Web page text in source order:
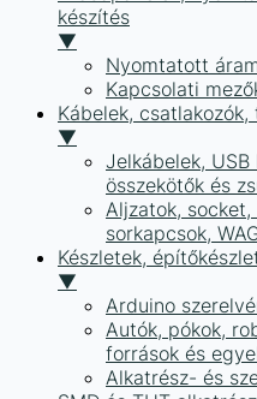
készítés
▼
Nyomtatott
Kapcsolati
Kábelek,
▼
Jelkábelek,
összekötők és
Aljzatok,
sorkapcsok,
Készletek,
▼
Arduino
Autók, pókok,
források és
Alkatrész- és